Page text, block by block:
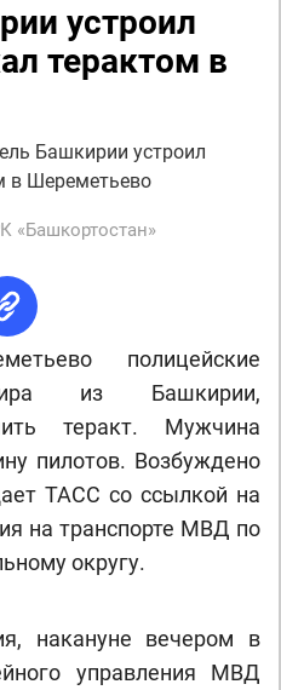
устроил
терактом в
Башкирии устроил
в Шереметьево
«Башкортостан»
полицейские
из Башкирии,
теракт. Мужчина
пилотов. Возбуждено
ТАСС со ссылкой на
на транспорте МВД по
округу.
накануне вечером в
управления МВД